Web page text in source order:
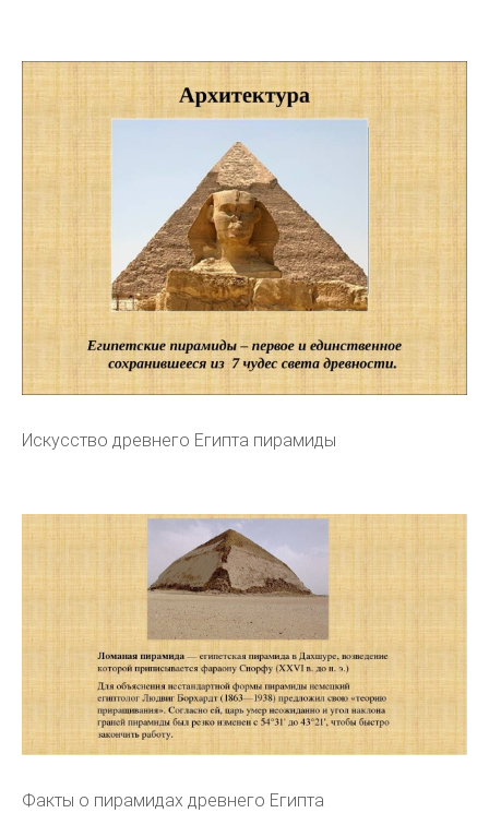
Искусство древнего Египта пирамиды
Факты о пирамидах древнего Египта